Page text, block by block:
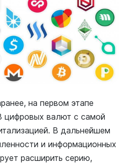
на первом этапе
цифровых валют с самой
В дальнейшем
и информационных
расширить серию,